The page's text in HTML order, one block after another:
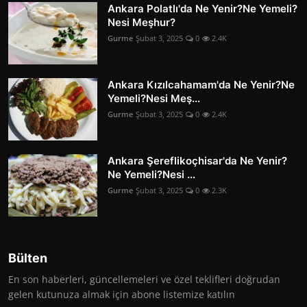
Ankara Polatlı'da Ne Yenir?Ne Yemeli?
Nesi Meşhur?
Gurme Şubat 3, 2025 0 2.4K
Ankara Kızılcahamam'da Ne Yenir?Ne
Yemeli?Nesi Meş...
Gurme Şubat 3, 2025 0 2.4K
Ankara Şereflikoçhisar'da Ne Yenir?
Ne Yemeli?Nesi ...
Gurme Şubat 3, 2025 0 2.3K
Bülten
En son haberleri, güncellemeleri ve özel teklifleri doğrudan
gelen kutunuza almak için abone listemize katılın